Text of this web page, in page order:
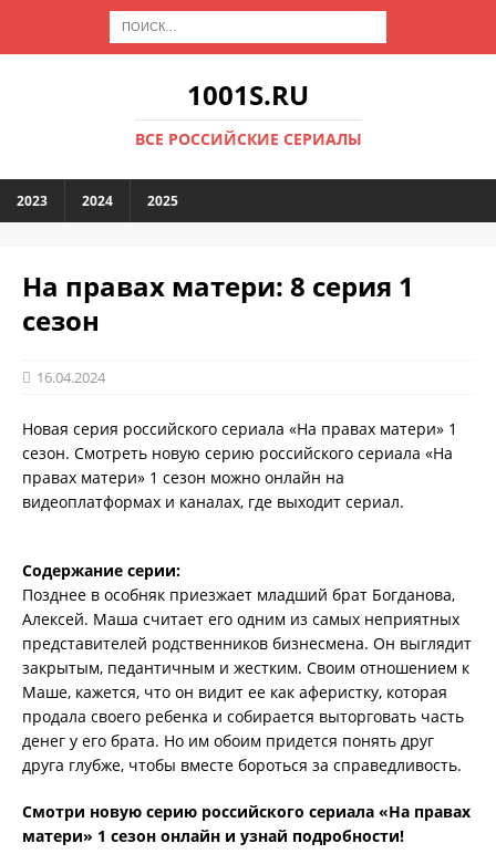
1001S.RU
ВСЕ РОССИЙСКИЕ СЕРИАЛЫ
2023 2024 2025
На правах матери: 8 серия 1
сезон
16.04.2024
Новая серия российского сериала «На правах матери» 1
сезон. Смотреть новую серию российского сериала «На
правах матери» 1 сезон можно онлайн на
видеоплатформах и каналах, где выходит сериал.
Содержание серии:
Позднее в особняк приезжает младший брат Богданова,
Алексей. Маша считает его одним из самых неприятных
представителей родственников бизнесмена. Он выглядит
закрытым, педантичным и жестким. Своим отношением к
Маше, кажется, что он видит ее как аферистку, которая
продала своего ребенка и собирается выторговать часть
денег у его брата. Но им обоим придется понять друг
друга глубже, чтобы вместе бороться за справедливость.
Смотри новую серию российского сериала «На правах
матери» 1 сезон онлайн и узнай подробности!